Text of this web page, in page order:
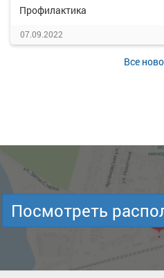
Профилактика
07.09.2022
Все
Посмотреть